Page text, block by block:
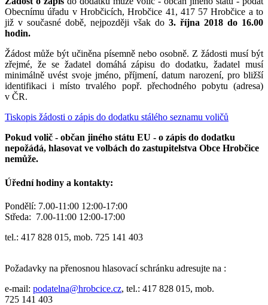
Obecnímu úřadu v Hrobčicích, Hrobčice 41, 417 57 Hrobčice a to
již v současné době, nejpozději však do 3. října 2018 do 16.00
hodin.
Žádost může být učiněna písemně nebo osobně. Z žádosti musí být
zřejmé, že se žadatel domáhá zápisu do dodatku, žadatel musí
minimálně uvést svoje jméno, příjmení, datum narození, pro bližší
identifikaci i místo trvalého popř. přechodného pobytu (adresa)
v ČR.
Tiskopis žádosti o zápis do dodatku stálého seznamu voličů
Pokud volič - občan jiného státu EU - o zápis do dodatku
nepožádá, hlasovat ve volbách do zastupitelstva Obce Hrobčice
nemůže.
Úřední hodiny a kontakty:
Pondělí: 7.00-11:00 12:00-17:00
Středa: 7.00-11:00 12:00-17:00
tel.: 417 828 015, mob. 725 141 403
Požadavky na přenosnou hlasovací schránku adresujte na :
e-mail: podatelna@hrobcice.cz, tel.: 417 828 015, mob.
725 141 403